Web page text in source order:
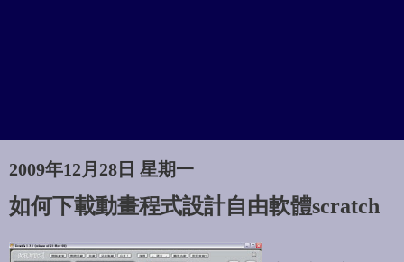
2009年12月28日 星期一
如何下載動畫程式設計自由軟體scratch